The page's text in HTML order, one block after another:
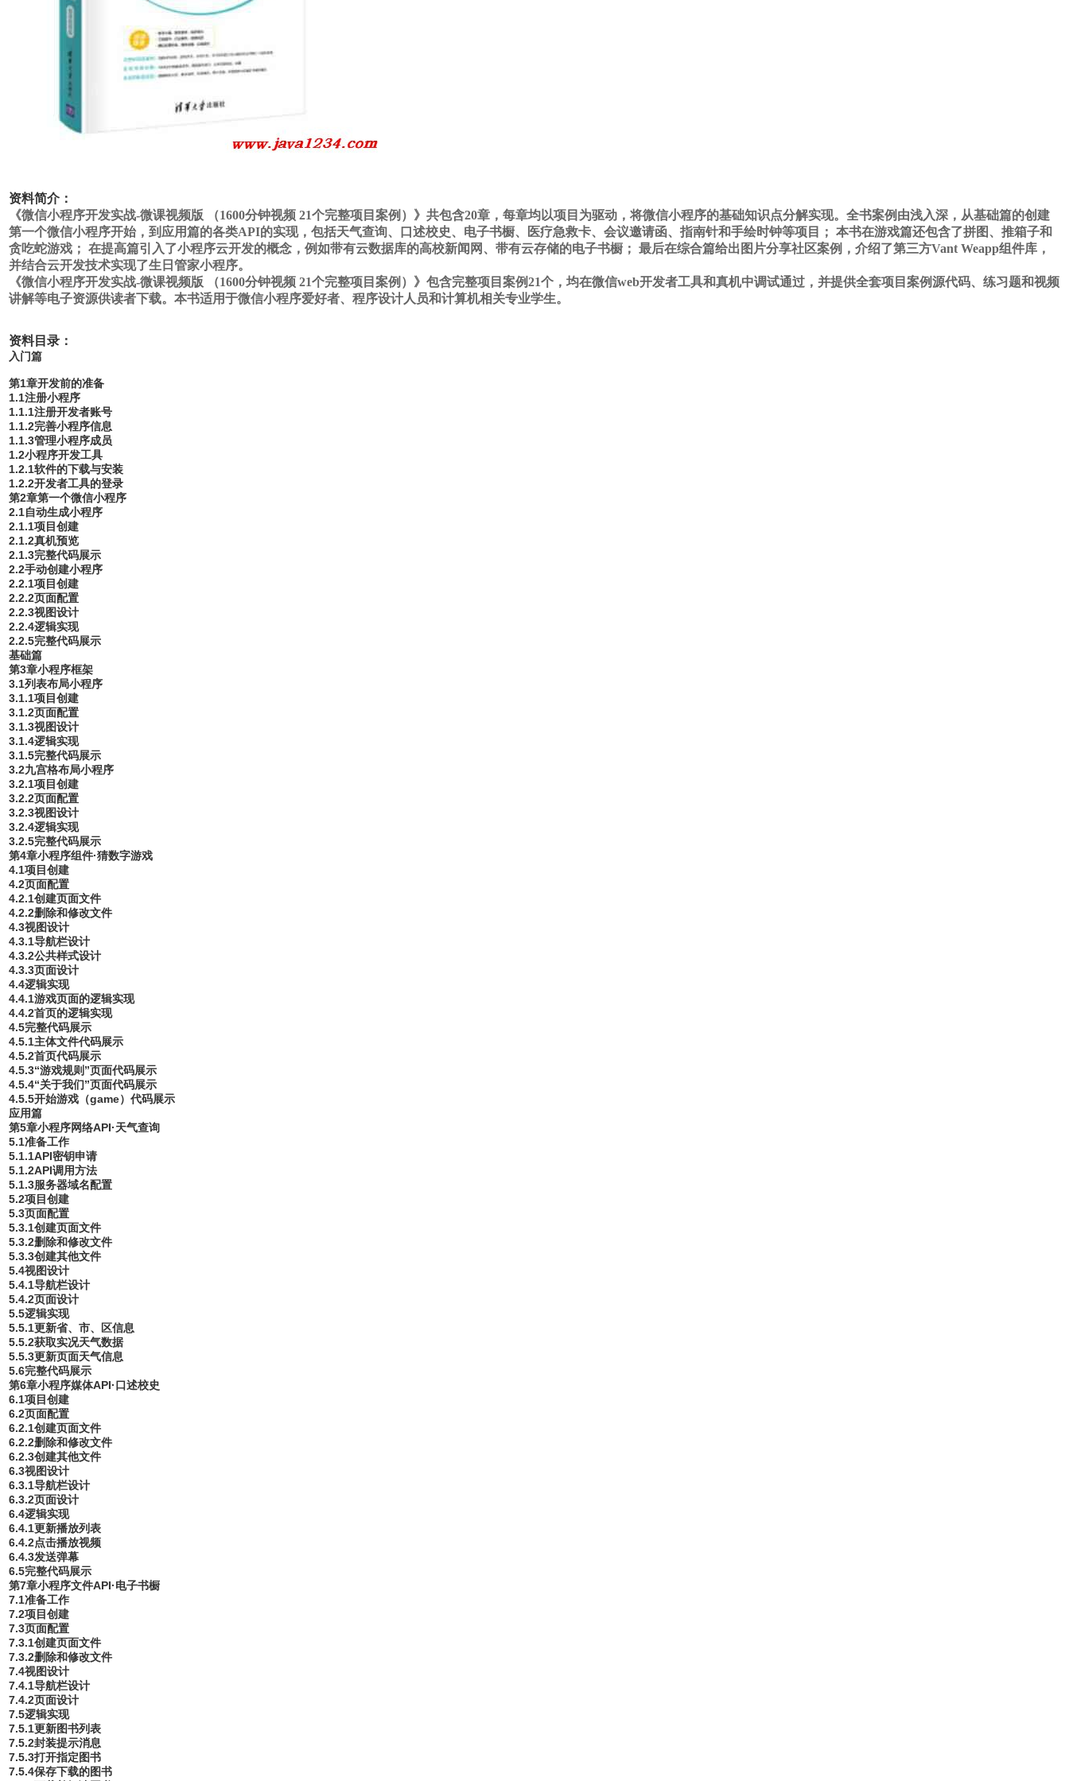
资料简介：
《微信小程序开发实战-微课视频版 （1600分钟视频 21个完整项目案例）》共包含20章，每章均以项目为驱动，将微信小程序的基础知识点分解实现。全书案例由浅入深，从基础篇的创建
第一个微信小程序开始，到应用篇的各类API的实现，包括天气查询、口述校史、电子书橱、医疗急救卡、会议邀请函、指南针和手绘时钟等项目； 本书在游戏篇还包含了拼图、推箱子和
贪吃蛇游戏； 在提高篇引入了小程序云开发的概念，例如带有云数据库的高校新闻网、带有云存储的电子书橱； 最后在综合篇给出图片分享社区案例，介绍了第三方Vant Weapp组件库，
并结合云开发技术实现了生日管家小程序。
《微信小程序开发实战-微课视频版 （1600分钟视频 21个完整项目案例）》包含完整项目案例21个，均在微信web开发者工具和真机中调试通过，并提供全套项目案例源代码、练习题和视频
讲解等电子资源供读者下载。本书适用于微信小程序爱好者、程序设计人员和计算机相关专业学生。
资料目录：
入门篇
第1章开发前的准备
1.1注册小程序
1.1.1注册开发者账号
1.1.2完善小程序信息
1.1.3管理小程序成员
1.2小程序开发工具
1.2.1软件的下载与安装
1.2.2开发者工具的登录
第2章第一个微信小程序
2.1自动生成小程序
2.1.1项目创建
2.1.2真机预览
2.1.3完整代码展示
2.2手动创建小程序
2.2.1项目创建
2.2.2页面配置
2.2.3视图设计
2.2.4逻辑实现
2.2.5完整代码展示
基础篇
第3章小程序框架
3.1列表布局小程序
3.1.1项目创建
3.1.2页面配置
3.1.3视图设计
3.1.4逻辑实现
3.1.5完整代码展示
3.2九宫格布局小程序
3.2.1项目创建
3.2.2页面配置
3.2.3视图设计
3.2.4逻辑实现
3.2.5完整代码展示
第4章小程序组件·猜数字游戏
4.1项目创建
4.2页面配置
4.2.1创建页面文件
4.2.2删除和修改文件
4.3视图设计
4.3.1导航栏设计
4.3.2公共样式设计
4.3.3页面设计
4.4逻辑实现
4.4.1游戏页面的逻辑实现
4.4.2首页的逻辑实现
4.5完整代码展示
4.5.1主体文件代码展示
4.5.2首页代码展示
4.5.3“游戏规则”页面代码展示
4.5.4“关于我们”页面代码展示
4.5.5开始游戏（game）代码展示
应用篇
第5章小程序网络API·天气查询
5.1准备工作
5.1.1API密钥申请
5.1.2API调用方法
5.1.3服务器域名配置
5.2项目创建
5.3页面配置
5.3.1创建页面文件
5.3.2删除和修改文件
5.3.3创建其他文件
5.4视图设计
5.4.1导航栏设计
5.4.2页面设计
5.5逻辑实现
5.5.1更新省、市、区信息
5.5.2获取实况天气数据
5.5.3更新页面天气信息
5.6完整代码展示
第6章小程序媒体API·口述校史
6.1项目创建
6.2页面配置
6.2.1创建页面文件
6.2.2删除和修改文件
6.2.3创建其他文件
6.3视图设计
6.3.1导航栏设计
6.3.2页面设计
6.4逻辑实现
6.4.1更新播放列表
6.4.2点击播放视频
6.4.3发送弹幕
6.5完整代码展示
第7章小程序文件API·电子书橱
7.1准备工作
7.2项目创建
7.3页面配置
7.3.1创建页面文件
7.3.2删除和修改文件
7.4视图设计
7.4.1导航栏设计
7.4.2页面设计
7.5逻辑实现
7.5.1更新图书列表
7.5.2封装提示消息
7.5.3打开指定图书
7.5.4保存下载的图书